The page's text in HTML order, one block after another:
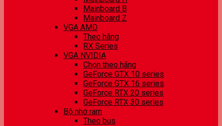
Mainboard B
Mainboard Z
VGA AMD
Theo hãng
RX Series
VGA NVIDIA
Chọn theo hãng
GeForce GTX 10 series
GeForce GTX 16 series
GeForce RTX 20 series
GeForce RTX 30 series
Bộ nhớ ram
Theo bus